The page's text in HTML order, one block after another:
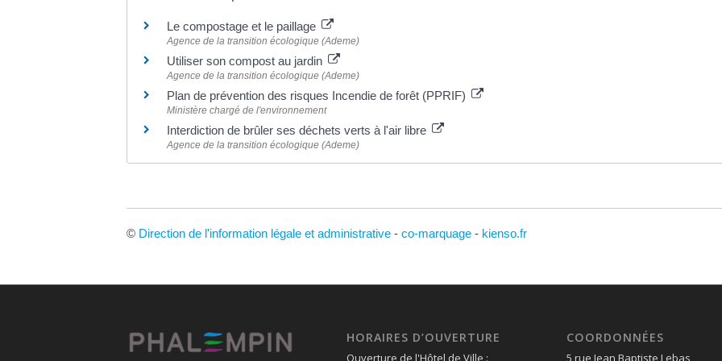
Le compostage et le paillage
Agence de la transition écologique (Ademe)
Utiliser son compost au jardin
Agence de la transition écologique (Ademe)
Plan de prévention des risques Incendie de forêt (PPRIF)
Ministère chargé de l'environnement
Interdiction de brûler ses déchets verts à l'air libre
Agence de la transition écologique (Ademe)
© Direction de l'information légale et administrative - co-marquage - kienso.fr
HORAIRES D’OUVERTURE
Ouverture de l'Hôtel de Ville :
COORDONNÉES
5 rue Jean Baptiste Lebas